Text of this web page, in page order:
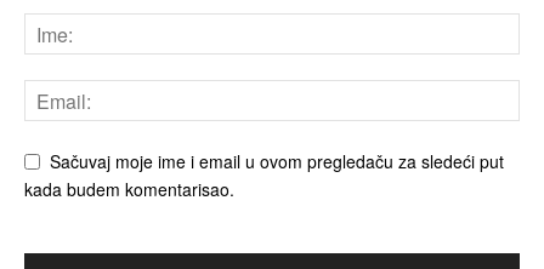
Sačuvaj moje ime i email u ovom pregledaču za sledeći put
kada budem komentarisao.